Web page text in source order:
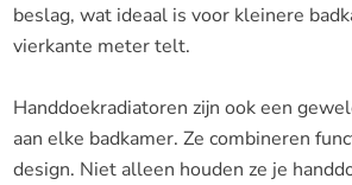
beslag, wat ideaal is voor kleinere
vierkante meter telt.
Handdoekradiatoren zijn ook een
aan elke badkamer. Ze combineren
design. Niet alleen houden ze je